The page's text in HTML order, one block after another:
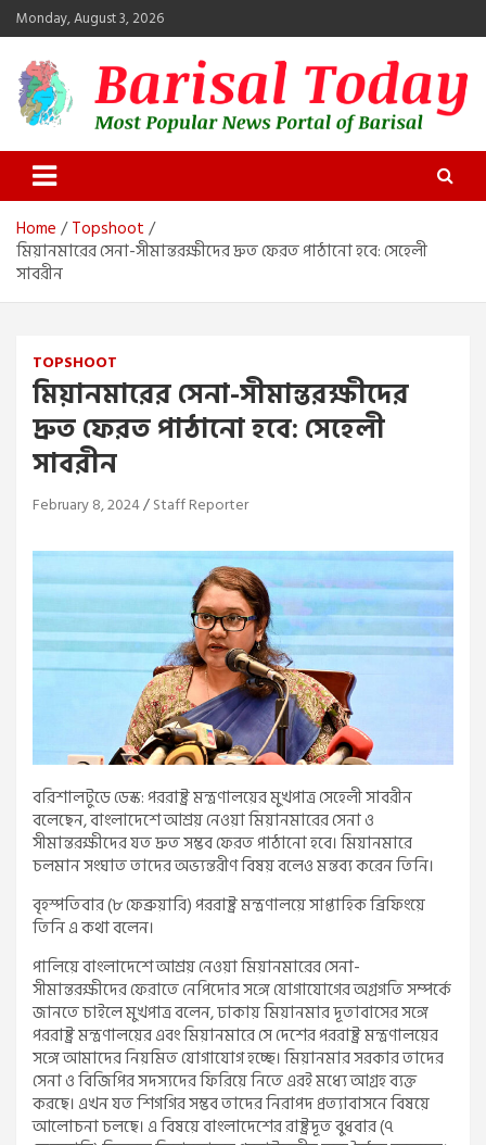
Skip
to
content
Monday, August 3, 2026
Barisal Today
The Most Popular News Portal in Barisal
Home
Topshoot
মিয়ানমারের সেনা-সীমান্তরক্ষীদের দ্রুত ফেরত পাঠানো হবে: সেহেলী
সাবরীন
TOPSHOOT
মিয়ানমারের সেনা-সীমান্তরক্ষীদের
দ্রুত ফেরত পাঠানো হবে: সেহেলী
সাবরীন
February 8, 2024 Staff Reporter
বরিশালটুডে ডেস্ক: পররাষ্ট্র মন্ত্রণালয়ের মুখপাত্র সেহেলী সাবরীন
বলেছেন, বাংলাদেশে আশ্রয় নেওয়া মিয়ানমারের সেনা ও
সীমান্তরক্ষীদের যত দ্রুত সম্ভব ফেরত পাঠানো হবে। মিয়ানমারে
চলমান সংঘাত তাদের অভ্যন্তরীণ বিষয় বলেও মন্তব্য করেন তিনি।
বৃহস্পতিবার (৮ ফেব্রুয়ারি) পররাষ্ট্র মন্ত্রণালয়ে সাপ্তাহিক ব্রিফিংয়ে
তিনি এ কথা বলেন।
পালিয়ে বাংলাদেশে আশ্রয় নেওয়া মিয়ানমারের সেনা-
সীমান্তরক্ষীদের ফেরাতে নেপিদোর সঙ্গে যোগাযোগের অগ্রগতি সম্পর্কে
জানতে চাইলে মুখপাত্র বলেন, ঢাকায় মিয়ানমার দূতাবাসের সঙ্গে
পররাষ্ট্র মন্ত্রণালয়ের এবং মিয়ানমারে সে দেশের পররাষ্ট্র মন্ত্রণালয়ের
সঙ্গে আমাদের নিয়মিত যোগাযোগ হচ্ছে। মিয়ানমার সরকার তাদের
সেনা ও বিজিপির সদস্যদের ফিরিয়ে নিতে এরই মধ্যে আগ্রহ ব্যক্ত
করছে। এখন যত শিগগির সম্ভব তাদের নিরাপদ প্রত্যাবাসনে বিষয়ে
আলোচনা চলছে। এ বিষয়ে বাংলাদেশের রাষ্ট্রদূত বুধবার (৭